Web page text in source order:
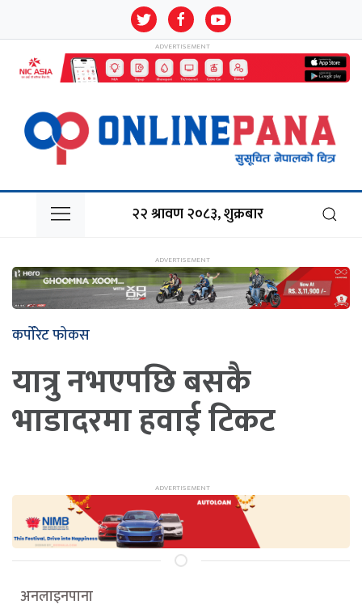
२२ श्रावण २०८३, शुक्रबार
कर्पोरेट फोकस
यात्रु नभएपछि बसकै
भाडादरमा हवाई टिकट
अनलाइनपाना